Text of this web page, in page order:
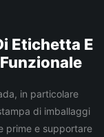
Etichetta E
in particolare
di imballaggi
prime e supportare